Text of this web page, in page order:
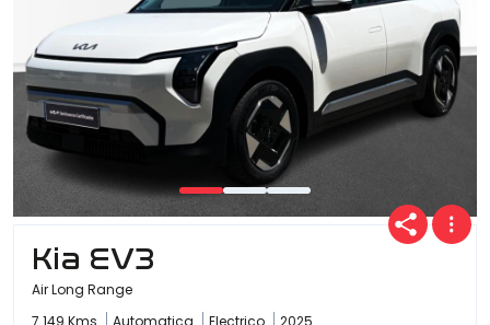
Kia EV3
Air Long Range